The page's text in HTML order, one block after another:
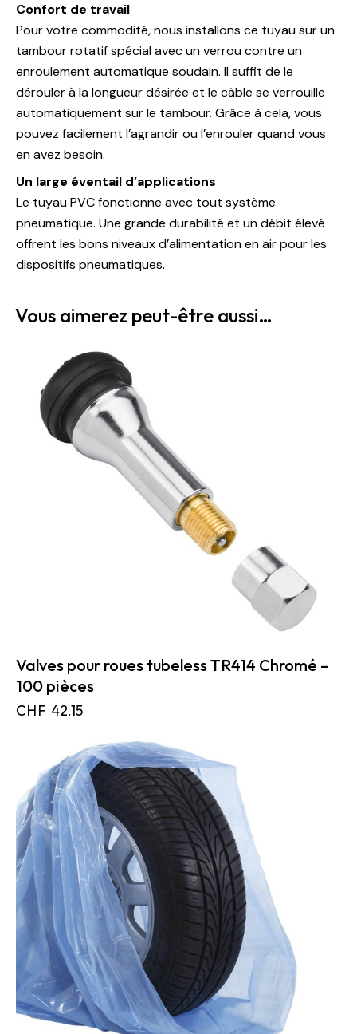
Confort de travail
Pour votre commodité, nous installons ce tuyau sur un
tambour rotatif spécial avec un verrou contre un
enroulement automatique soudain. Il suffit de le
dérouler à la longueur désirée et le câble se verrouille
automatiquement sur le tambour. Grâce à cela, vous
pouvez facilement l’agrandir ou l’enrouler quand vous
en avez besoin.
Un large éventail d’applications
Le tuyau PVC fonctionne avec tout système
pneumatique. Une grande durabilité et un débit élevé
offrent les bons niveaux d’alimentation en air pour les
dispositifs pneumatiques.
Vous aimerez peut-être aussi…
Valves pour roues tubeless TR414 Chromé –
100 pièces
CHF 42.15